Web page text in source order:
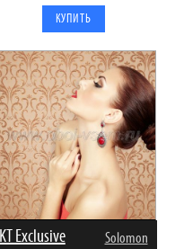
KT Exclusive Solomon